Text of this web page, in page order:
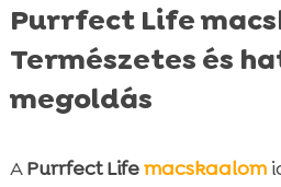
Purrfect Life
Természetes és
megoldás
APurrfect Lifemacskaalom